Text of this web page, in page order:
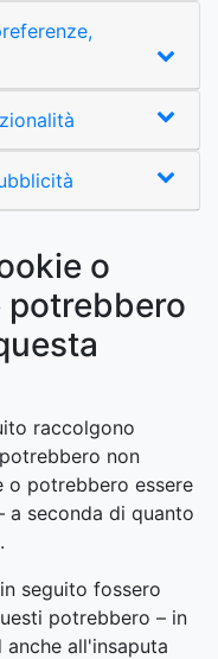
o
raccolgono
non
o potrebbero essere
a seconda di quanto
seguito fossero
potrebbero – in
all'insaputa